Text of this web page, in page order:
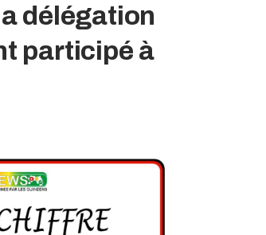
délégation
participé à